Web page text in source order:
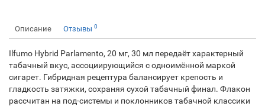
Описание Отзывы 0
Ilfumo Hybrid Parlamento, 20 мг, 30 мл передаёт характерный
табачный вкус, ассоциирующийся с одноимённой маркой
сигарет. Гибридная рецептура балансирует крепость и
гладкость затяжки, сохраняя сухой табачный финал. Флакон
рассчитан на под-системы и поклонников табачной классики